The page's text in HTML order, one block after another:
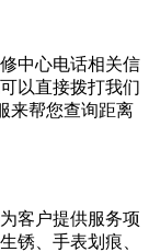
中心电话相关信
以直接拨打我们
来帮您查询距离
客户提供服务项
锈、手表划痕、